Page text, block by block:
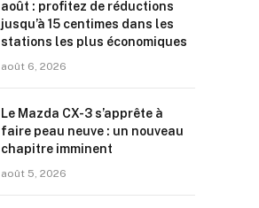
août : profitez de réductions
jusqu’à 15 centimes dans les
stations les plus économiques
août 6, 2026
Le Mazda CX-3 s’apprête à
faire peau neuve : un nouveau
chapitre imminent
août 5, 2026